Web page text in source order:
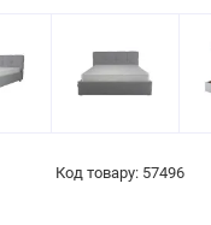
Код товару: 57496